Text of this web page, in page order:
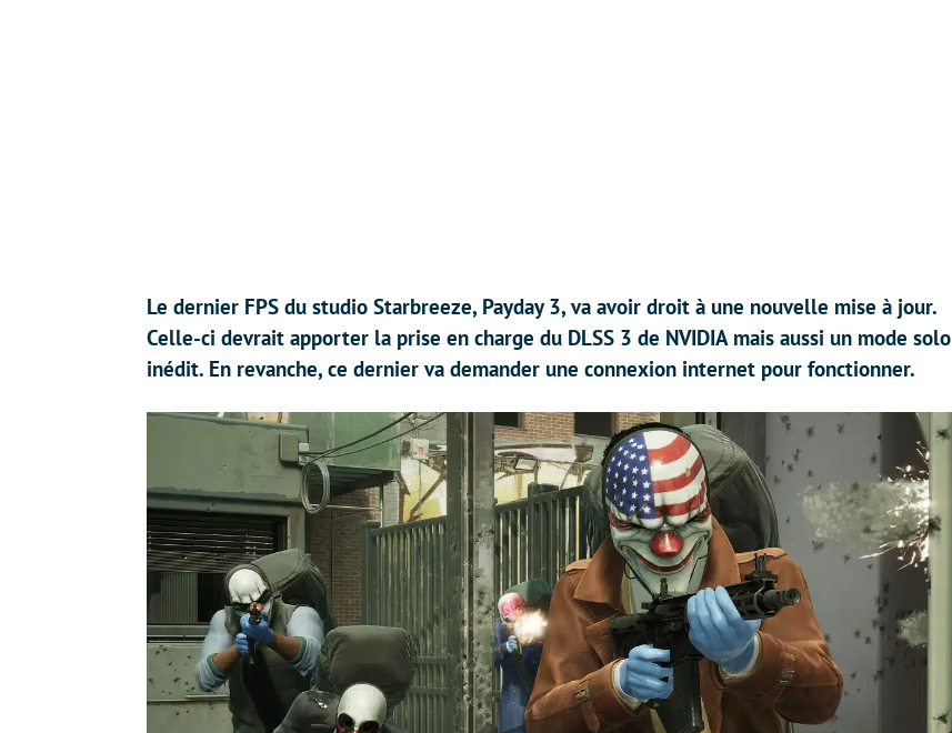
Le dernier FPS du studio Starbreeze, Payday 3, va avoir droit à une nouvelle mise à jour.
Celle-ci devrait apporter la prise en charge du DLSS 3 de NVIDIA mais aussi un mode solo
inédit. En revanche, ce dernier va demander une connexion internet pour fonctionner.